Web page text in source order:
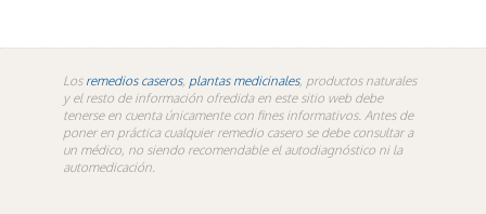
Los remedios caseros, plantas medicinales, productos naturales
y el resto de información ofredida en este sitio web debe
tenerse en cuenta únicamente con fines informativos. Antes de
poner en práctica cualquier remedio casero se debe consultar a
un médico, no siendo recomendable el autodiagnóstico ni la
automedicación.